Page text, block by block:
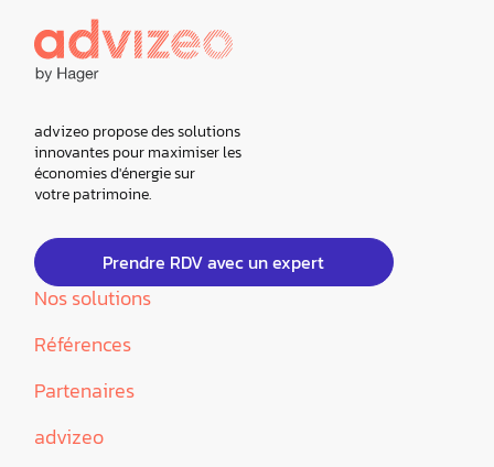
advizeo propose des solutions
innovantes pour maximiser les
économies d'énergie sur
votre patrimoine.
Prendre RDV avec un expert
Nos solutions
Références
Partenaires
advizeo